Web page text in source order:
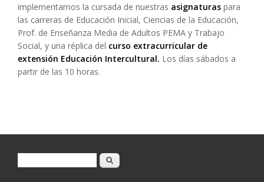
implementamos la cursada de nuestras asignaturas para
las carreras de Educación Inicial, Ciencias de la Educación,
Prof. de Enseñanza Media de Adultos PEMA y Trabajo
Social, y una réplica del curso extracurricular de
extensión Educación Intercultural. Los días sábados a
partir de las 10 horas.
Formulario de búsqueda
Buscar